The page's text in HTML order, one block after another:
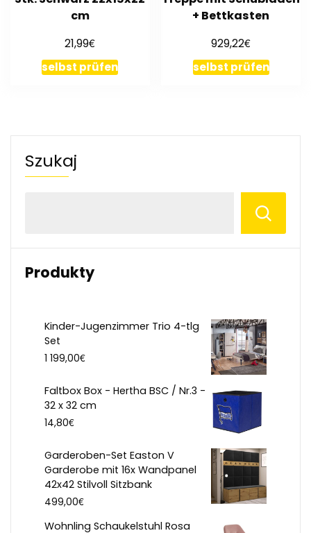
cm
21,99€
selbst prüfen
+ Bettkasten
929,22€
selbst prüfen
Szukaj
Produkty
Kinder-Jugenzimmer Trio 4-tlg
Set
1 199,00€
Faltbox Box - Hertha BSC / Nr.3 -
32 x 32 cm
14,80€
Garderoben-Set Easton V
Garderobe mit 16x Wandpanel
42x42 Stilvoll Sitzbank
499,00€
Wohnling Schaukelstuhl Rosa